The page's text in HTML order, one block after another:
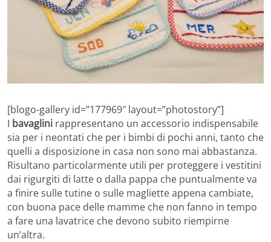
[blogo-gallery id=”177969″ layout=”photostory”]
I bavaglini rappresentano un accessorio indispensabile
sia per i neontati che per i bimbi di pochi anni, tanto che
quelli a disposizione in casa non sono mai abbastanza.
Risultano particolarmente utili per proteggere i vestitini
dai rigurgiti di latte o dalla pappa che puntualmente va
a finire sulle tutine o sulle magliette appena cambiate,
con buona pace delle mamme che non fanno in tempo
a fare una lavatrice che devono subito riempirne
un’altra.